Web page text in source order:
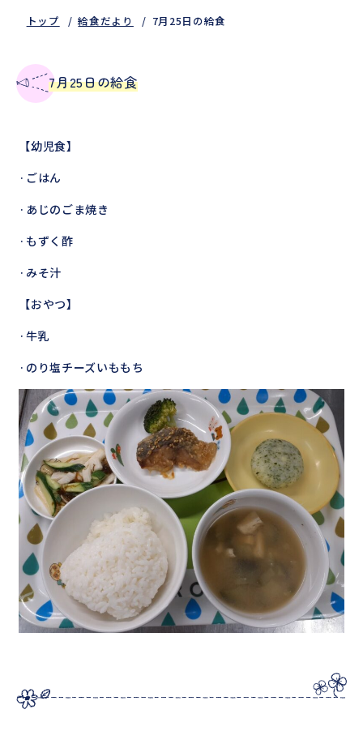
トップ 給食だより 7月25日の給食
7月25日の給食
【幼児食】
·ごはん
·あじのごま焼き
·もずく酢
·みそ汁
【おやつ】
·牛乳
·のり塩チーズいももち